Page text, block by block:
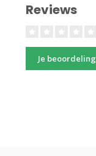
Reviews
Je